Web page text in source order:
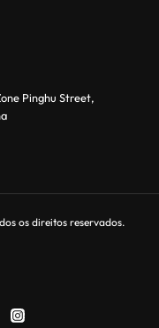
Pinghu Street,
os direitos reservados.